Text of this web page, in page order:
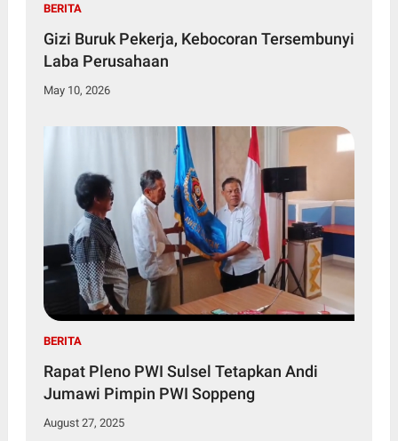
BERITA
Gizi Buruk Pekerja, Kebocoran Tersembunyi
Laba Perusahaan
May 10, 2026
BERITA
Rapat Pleno PWI Sulsel Tetapkan Andi
Jumawi Pimpin PWI Soppeng
August 27, 2025